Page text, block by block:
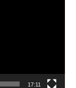
17:11